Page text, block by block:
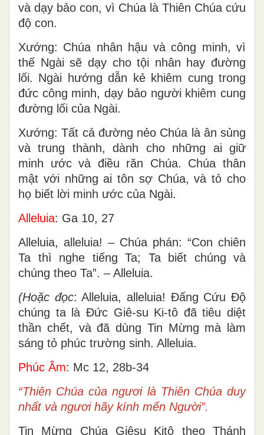
và dạy bảo con, vì Chúa là Thiên Chúa cứu
độ con.
Xướng: Chúa nhân hậu và công minh, vì
thế Ngài sẽ dạy cho tội nhân hay đường
lối. Ngài hướng dẫn kẻ khiêm cung trong
đức công minh, dạy bảo người khiêm cung
đường lối của Ngài.
Xướng: Tất cả đường nẻo Chúa là ân sủng
và trung thành, dành cho những ai giữ
minh ước và điều răn Chúa. Chúa thân
mật với những ai tôn sợ Chúa, và tỏ cho
họ biết lời minh ước của Ngài.
Alleluia: Ga 10, 27
Alleluia, alleluia! – Chúa phán: “Con chiên
Ta thì nghe tiếng Ta; Ta biết chúng và
chúng theo Ta”. – Alleluia.
(Hoặc đọc: Alleluia, alleluia! Đấng Cứu Độ
chúng ta là Đức Giê-su Ki-tô đã tiêu diệt
thần chết, và đã dùng Tin Mừng mà làm
sáng tỏ phúc trường sinh. Alleluia.
Phúc Âm: Mc 12, 28b-34
“Thiên Chúa của ngươi là Thiên Chúa duy
nhất và ngươi hãy kính mến Người”.
Tin Mừng Chúa Giêsu Kitô theo Thánh